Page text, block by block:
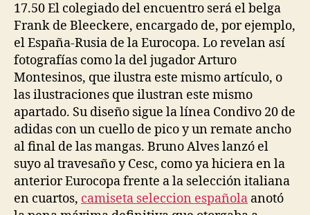
17.50 El colegiado del encuentro será el belga
Frank de Bleeckere, encargado de, por ejemplo,
el España-Rusia de la Eurocopa. Lo revelan así
fotografías como la del jugador Arturo
Montesinos, que ilustra este mismo artículo, o
las ilustraciones que ilustran este mismo
apartado. Su diseño sigue la línea Condivo 20 de
adidas con un cuello de pico y un remate ancho
al final de las mangas. Bruno Alves lanzó el
suyo al travesaño y Cesc, como ya hiciera en la
anterior Eurocopa frente a la selección italiana
en cuartos, camiseta seleccion española anotó